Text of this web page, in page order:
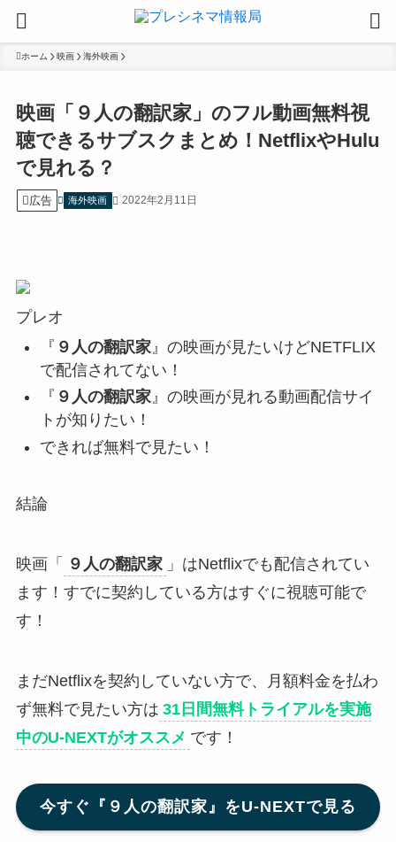
ホーム 映画 海外映画
映画「９人の翻訳家」のフル動画無料視
聴できるサブスクまとめ！NetflixやHulu
で見れる？
広告 海外映画 2022年2月11日
プレオ
『 ９人の翻訳家』の映画が見たいけどNETFLIX
で配信されてない！
『 ９人の翻訳家』の映画が見れる動画配信サイ
トが知りたい！
できれば無料で見たい！
結論
映画「 ９人の翻訳家 」はNetflixでも配信されてい
ます！すでに契約している方はすぐに視聴可能で
す！
まだNetflixを契約していない方で、月額料金を払わ
ず無料で見たい方は 31日間無料トライアルを実施
中のU-NEXTがオススメ です！
今すぐ『９人の翻訳家』をU-NEXTで見る